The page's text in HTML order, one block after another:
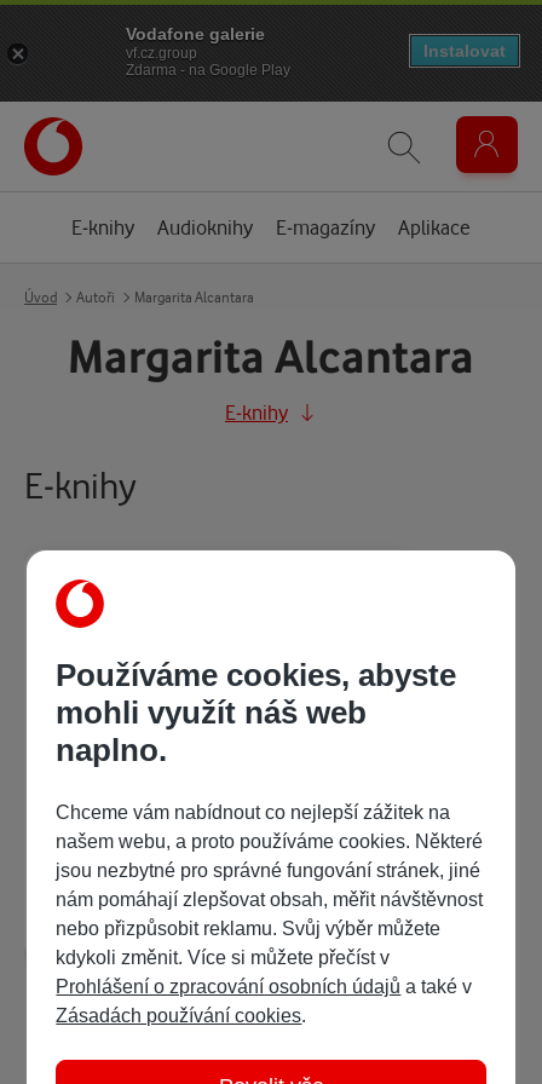
E-knihy Audioknihy E-magazíny Aplikace
Úvod Autoři Margarita Alcantara
Margarita Alcantara
E-knihy
E-knihy
Margarita Alcantara
Čakrová liečba
409 Kč/ 655 bodů
Detail
Používáme cookies, abyste
mohli využít náš web
naplno.
Chceme vám nabídnout co nejlepší zážitek na
našem webu, a proto používáme cookies. Některé
jsou nezbytné pro správné fungování stránek, jiné
nám pomáhají zlepšovat obsah, měřit návštěvnost
nebo přizpůsobit reklamu. Svůj výběr můžete
kdykoli změnit. Více si můžete přečíst v
Prohlášení o zpracování osobních údajů a také v
Zásadách používání cookies.
Vodafone galerie
vf.cz.group
Zdarma - na Google Play
Instalovat